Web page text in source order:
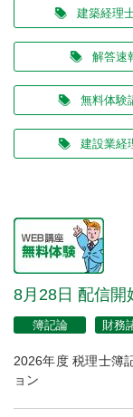
建築経理
解答速
無料体験
建設業経
8月28日 配信開
簿記論 財務
2026年度 税理士簿
ョン